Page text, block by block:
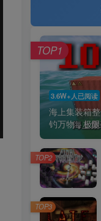
3.6W+人已阅读
海上集装箱
钓万物，极
TOP1
TOP2
TOP3